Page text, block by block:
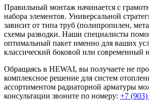
Правильный монтаж начинается с
набора элементов. Универсальной
зависит от типа труб (полипропилен,
схемы разводки. Наши специалисты
оптимальный пакет именно для ваших
классический боковой или современный
Обращаясь в HEWAI, вы получаете не
комплексное решение для систем
ассортиментом радиаторной арматуры
консультации звоните по номеру: +7 (903)